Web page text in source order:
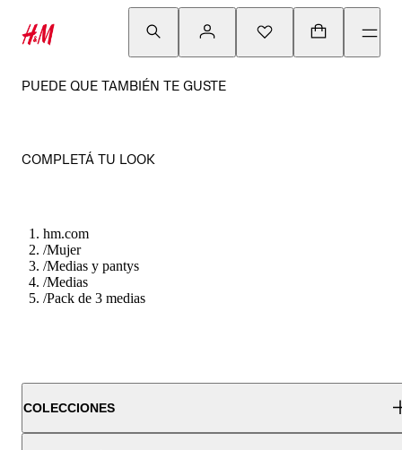
PUEDE QUE TAMBIÉN TE GUSTE
COMPLETÁ TU LOOK
hm.com
/Mujer
/Medias y pantys
/Medias
/Pack de 3 medias
COLECCIONES